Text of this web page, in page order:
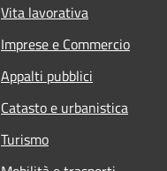
Vita lavorativa
Imprese e Commercio
Appalti pubblici
Catasto e urbanistica
Turismo